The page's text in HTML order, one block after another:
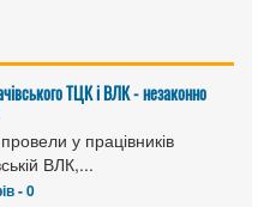
ТЦК і ВЛК - незаконно
у працівників
ВЛК,...
- 0